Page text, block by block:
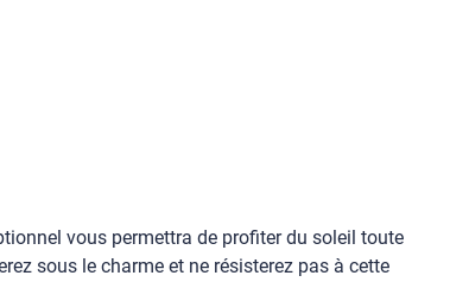
vous permettra de profiter du soleil toute
sous le charme et ne résisterez pas à cette